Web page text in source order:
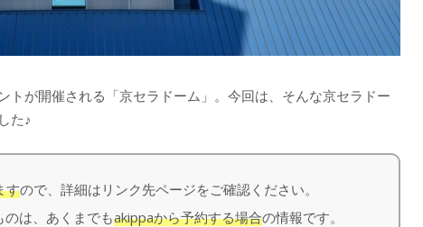
トが開催される「京セラドーム」。今回は、そんな京セラドー
た♪
すので、詳細はリンク先ページをご確認ください。
は、あくまでもakippaから予約する場合の情報です。